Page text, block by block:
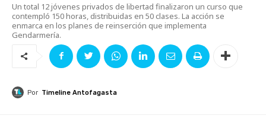
Un total 12 jóvenes privados de libertad finalizaron un curso que
contempló 150 horas, distribuidas en 50 clases. La acción se
enmarca en los planes de reinserción que implementa
Gendarmería.
Por Timeline Antofagasta